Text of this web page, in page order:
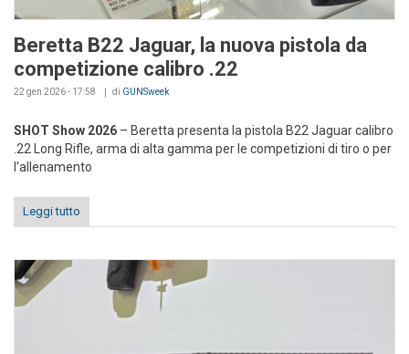
Beretta B22 Jaguar, la nuova pistola da
competizione calibro .22
22 gen 2026 - 17:58 di GUNSweek
SHOT Show 2026 – Beretta presenta la pistola B22 Jaguar calibro
.22 Long Rifle, arma di alta gamma per le competizioni di tiro o per
l'allenamento
Leggi tutto